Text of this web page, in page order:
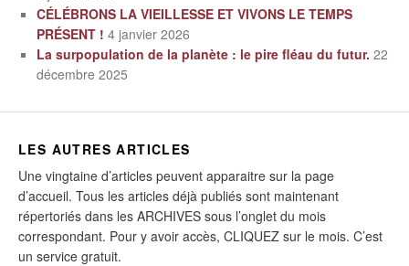
CÉLÉBRONS LA VIEILLESSE ET VIVONS LE TEMPS
PRÉSENT ! 4 janvier 2026
La surpopulation de la planète : le pire fléau du futur. 22
décembre 2025
LES AUTRES ARTICLES
Une vingtaine d’articles peuvent apparaitre sur la page
d’accueil. Tous les articles déjà publiés sont maintenant
répertoriés dans les ARCHIVES sous l’onglet du mois
correspondant. Pour y avoir accès, CLIQUEZ sur le mois. C’est
un service gratuit.